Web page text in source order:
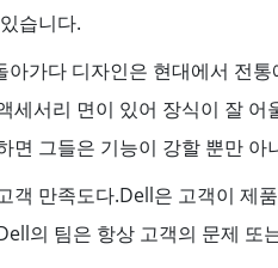
습니다.
아가다 디자인은 현대에서 전
세서리 면이 있어 장식이 잘
면 그들은 기능이 강할 뿐만 아
객 만족도다.Dell은 고객이 제
의 팀은 항상 고객의 문제 또